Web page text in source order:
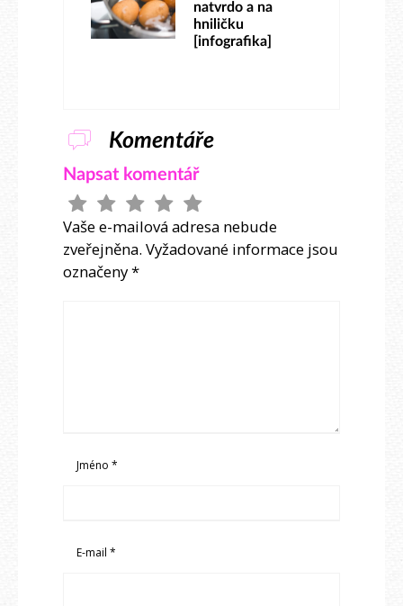
natvrdo a na
hniličku
[infografika]
Komentáře
Napsat komentář
Vaše e-mailová adresa nebude
zveřejněna. Vyžadované informace jsou
označeny*
Jméno*
E-mail*